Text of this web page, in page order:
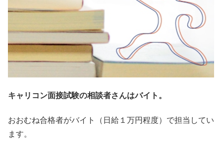
キャリコン面接試験の相談者さんはバイト。
おおむね合格者がバイト（日給１万円程度）で担当してい
ます。